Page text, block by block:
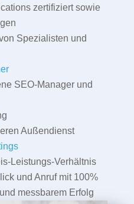
zertifiziert sowie
Spezialisten und
SEO-Manager und
Außendienst
Leistungs-Verhältnis
und Anruf mit 100%
messbarem Erfolg